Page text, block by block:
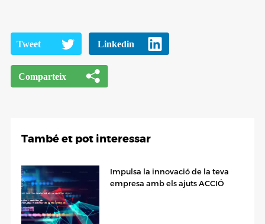
També et pot interessar
Impulsa la innovació de la teva
empresa amb els ajuts ACCIÓ